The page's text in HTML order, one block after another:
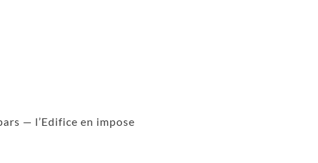
— l’Edifice en impose